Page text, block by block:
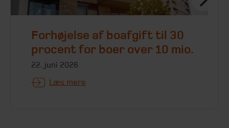
Forhøjelse af boafgift til 30
procent for boer over 10 mio.
22. juni 2026
Læs mere